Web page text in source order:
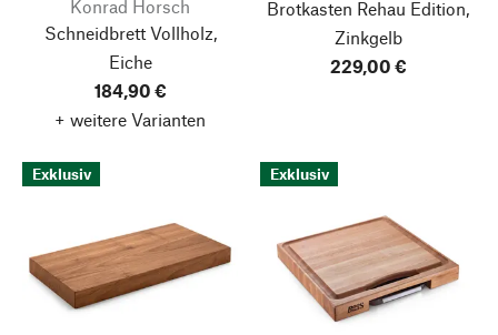
Konrad Horsch
Schneidbrett Vollholz,
Eiche
184,90 €
+ weitere Varianten
Brotkasten Rehau Edition,
Zinkgelb
229,00 €
Exklusiv Exklusiv